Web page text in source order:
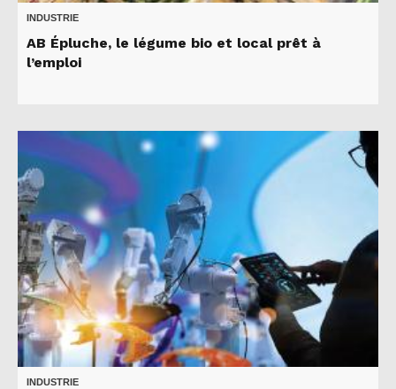
INDUSTRIE
AB Épluche, le légume bio et local prêt à
l’emploi
INDUSTRIE